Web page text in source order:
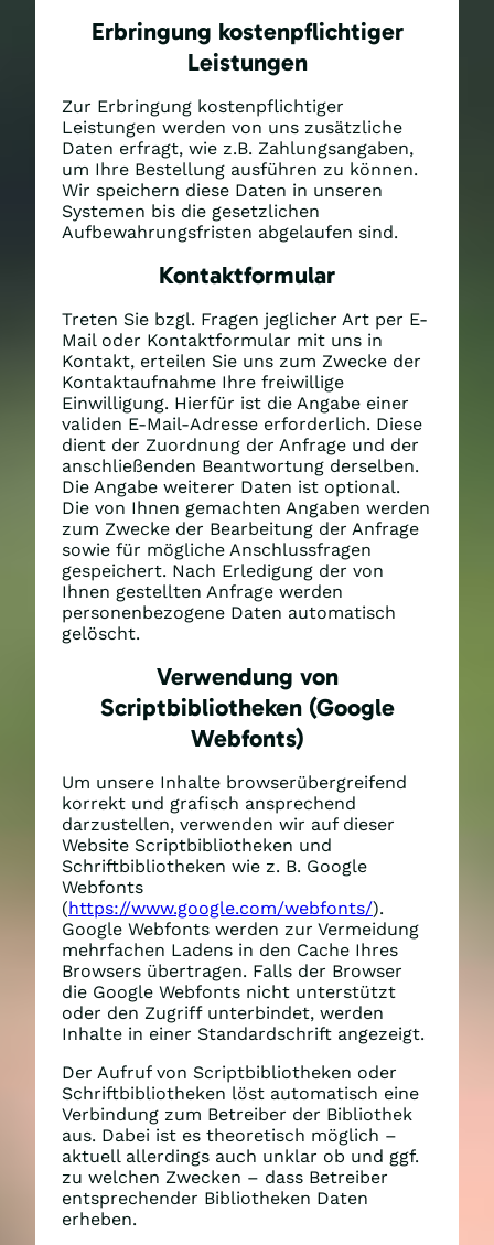
Erbringung kostenpflichtiger
Leistungen
Zur Erbringung kostenpflichtiger
Leistungen werden von uns zusätzliche
Daten erfragt, wie z.B. Zahlungsangaben,
um Ihre Bestellung ausführen zu können.
Wir speichern diese Daten in unseren
Systemen bis die gesetzlichen
Aufbewahrungsfristen abgelaufen sind.
Kontaktformular
Treten Sie bzgl. Fragen jeglicher Art per E-
Mail oder Kontaktformular mit uns in
Kontakt, erteilen Sie uns zum Zwecke der
Kontaktaufnahme Ihre freiwillige
Einwilligung. Hierfür ist die Angabe einer
validen E-Mail-Adresse erforderlich. Diese
dient der Zuordnung der Anfrage und der
anschließenden Beantwortung derselben.
Die Angabe weiterer Daten ist optional.
Die von Ihnen gemachten Angaben werden
zum Zwecke der Bearbeitung der Anfrage
sowie für mögliche Anschlussfragen
gespeichert. Nach Erledigung der von
Ihnen gestellten Anfrage werden
personenbezogene Daten automatisch
gelöscht.
Verwendung von
Scriptbibliotheken (Google
Webfonts)
Um unsere Inhalte browserübergreifend
korrekt und grafisch ansprechend
darzustellen, verwenden wir auf dieser
Website Scriptbibliotheken und
Schriftbibliotheken wie z. B. Google
Webfonts
(https://www.google.com/webfonts/).
Google Webfonts werden zur Vermeidung
mehrfachen Ladens in den Cache Ihres
Browsers übertragen. Falls der Browser
die Google Webfonts nicht unterstützt
oder den Zugriff unterbindet, werden
Inhalte in einer Standardschrift angezeigt.
Der Aufruf von Scriptbibliotheken oder
Schriftbibliotheken löst automatisch eine
Verbindung zum Betreiber der Bibliothek
aus. Dabei ist es theoretisch möglich –
aktuell allerdings auch unklar ob und ggf.
zu welchen Zwecken – dass Betreiber
entsprechender Bibliotheken Daten
erheben.